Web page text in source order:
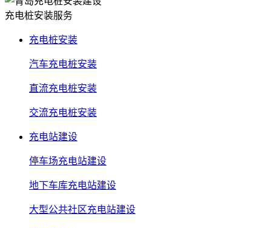
充电桩安装服务
充电桩安装
汽车充电桩安装
直流充电桩安装
交流充电桩安装
充电站建设
停车场充电站建设
地下车库充电站建设
大型公共社区充电站建设